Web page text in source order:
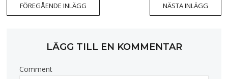
FÖREGÅENDE INLÄGG NÄSTA INLÄGG
LÄGG TILL EN KOMMENTAR
Comment